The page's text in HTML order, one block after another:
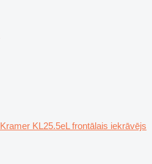
Kramer KL25.5eL frontālais iekrāvējs